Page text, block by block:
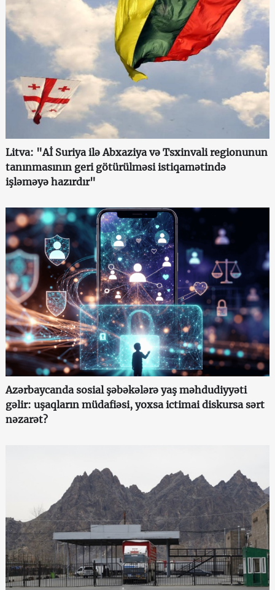
Litva: "Aİ Suriya ilə Abxaziya və Tsxinvali regionunun
tanınmasının geri götürülməsi istiqamətində
işləməyə hazırdır"
Azərbaycanda sosial şəbəkələrə yaş məhdudiyyəti
gəlir: uşaqların müdafiəsi, yoxsa ictimai diskursa sərt
nəzarət?